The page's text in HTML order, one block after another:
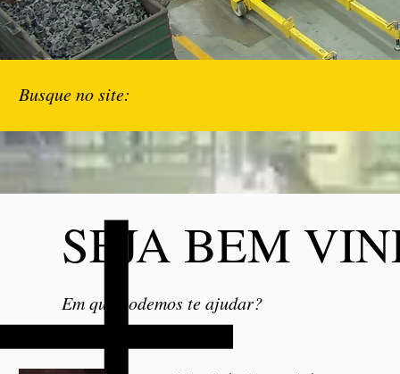
Busque no site:
SEJA BEM
Em que podemos te ajudar?